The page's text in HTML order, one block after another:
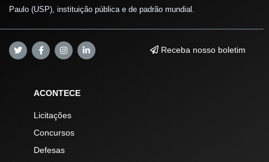
Paulo (USP), instituição pública e de padrão mundial.
Receba nosso boletim
ACONTECE
Licitações
Concursos
Defesas